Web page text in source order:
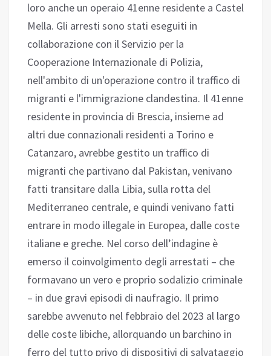
loro anche un operaio 41enne residente a Castel
Mella. Gli arresti sono stati eseguiti in
collaborazione con il Servizio per la
Cooperazione Internazionale di Polizia,
nell'ambito di un'operazione contro il traffico di
migranti e l'immigrazione clandestina. Il 41enne
residente in provincia di Brescia, insieme ad
altri due connazionali residenti a Torino e
Catanzaro, avrebbe gestito un traffico di
migranti che partivano dal Pakistan, venivano
fatti transitare dalla Libia, sulla rotta del
Mediterraneo centrale, e quindi venivano fatti
entrare in modo illegale in Europea, dalle coste
italiane e greche. Nel corso dell’indagine è
emerso il coinvolgimento degli arrestati – che
formavano un vero e proprio sodalizio criminale
– in due gravi episodi di naufragio. Il primo
sarebbe avvenuto nel febbraio del 2023 al largo
delle coste libiche, allorquando un barchino in
ferro del tutto privo di dispositivi di salvataggio